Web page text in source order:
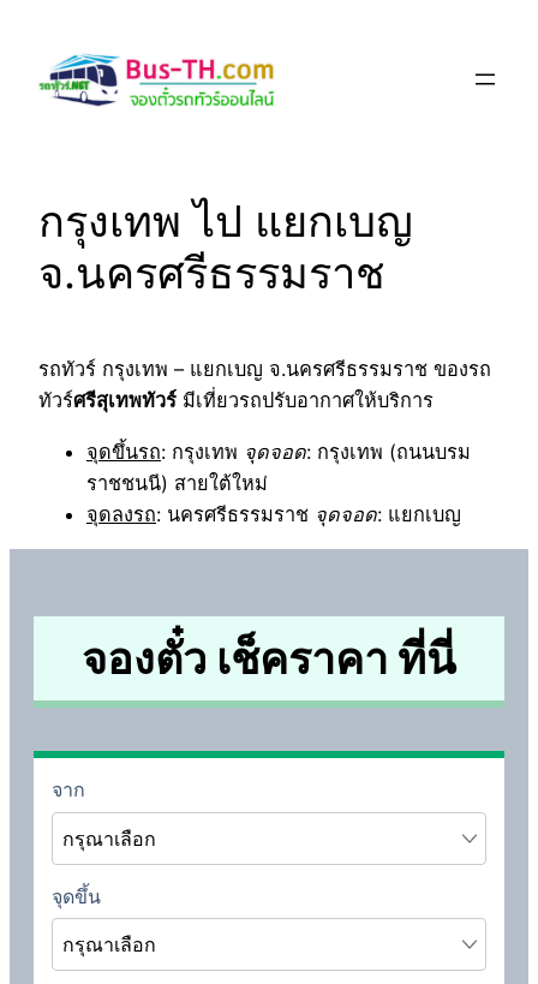
content
กรุงเทพ ไป แยกเบญ
จ.นครศรีธรรมราช
รถทัวร์ กรุงเทพ – แยกเบญ จ.นครศรีธรรมราช ของรถ
ทัวร์ศรีสุเทพทัวร์ มีเที่ยวรถปรับอากาศให้บริการ
จุดขึ้นรถ: กรุงเทพ จุดจอด: กรุงเทพ (ถนนบรม
ราชชนนี) สายใต้ใหม่
จุดลงรถ: นครศรีธรรมราช จุดจอด: แยกเบญ
จองตั๋ว เช็คราคา ที่นี่